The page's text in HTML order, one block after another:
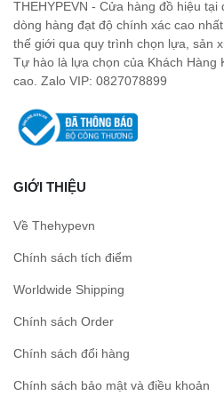
THEHYPEVN - Cửa hàng đồ hiệu tại
dòng hàng đạt độ chính xác cao
thế giới qua quy trình chọn lựa, sản
Tự hào là lựa chọn của Khách Hàng
cao. Zalo VIP: 0827078899
GIỚI THIỆU
Về Thehypevn
Chính sách tích điểm
Worldwide Shipping
Chính sách Order
Chính sách đổi hàng
Chính sách bảo mật và điều khoản